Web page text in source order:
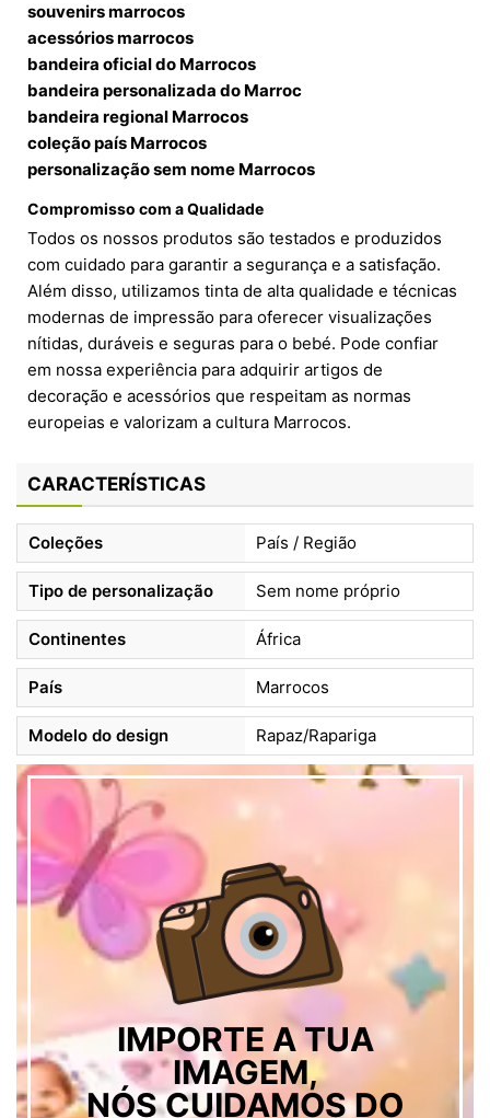
souvenirs marrocos
acessórios marrocos
bandeira oficial do Marrocos
bandeira personalizada do Marroc
bandeira regional Marrocos
coleção país Marrocos
personalização sem nome Marrocos
Compromisso com a Qualidade
Todos os nossos produtos são testados e produzidos
com cuidado para garantir a segurança e a satisfação.
Além disso, utilizamos tinta de alta qualidade e técnicas
modernas de impressão para oferecer visualizações
nítidas, duráveis e seguras para o bebé. Pode confiar
em nossa experiência para adquirir artigos de
decoração e acessórios que respeitam as normas
europeias e valorizam a cultura Marrocos.
CARACTERÍSTICAS
Coleções País / Região
Tipo de personalização Sem nome próprio
Continentes África
País Marrocos
Modelo do design Rapaz/Rapariga
IMPORTE A TUA
IMAGEM,
NÓS CUIDAMOS DO